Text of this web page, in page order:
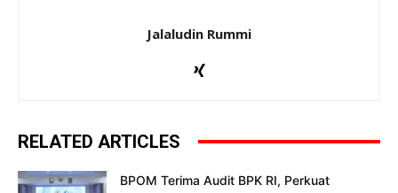
Jalaludin Rummi
RELATED ARTICLES
BPOM Terima Audit BPK RI, Perkuat